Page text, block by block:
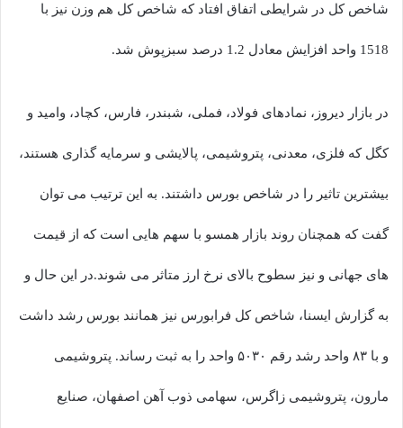
شاخص کل در شرایطی اتفاق افتاد که شاخص کل هم وزن نیز با
1518 واحد افزایش معادل 1.2 درصد سبزپوش شد.
در بازار دیروز، نمادهای فولاد، فملی، شبندر، فارس، کچاد، وامید و
کگل که فلزی، معدنی، پتروشیمی، پالایشی و سرمایه گذاری هستند،
بیشترین تاثیر را در شاخص بورس داشتند. به این ترتیب می توان
گفت که همچنان روند بازار همسو با سهم هایی است که از قیمت
های جهانی و نیز سطوح بالای نرخ ارز متاثر می شوند.در این حال و
به گزارش ایسنا، شاخص کل فرابورس نیز همانند بورس رشد داشت
و با ۸۳ واحد رشد رقم ۵۰۳۰ واحد را به ثبت رساند. پتروشیمی
مارون، پتروشیمی زاگرس، سهامی ذوب آهن اصفهان، صنایع